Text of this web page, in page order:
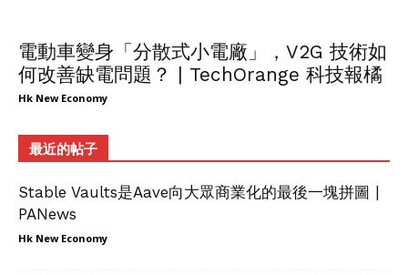
電動車變身「分散式小電廠」，V2G 技術如
何改善缺電問題？ | TechOrange 科技報橘
Hk New Economy
最近的帖子
Stable Vaults是Aave向大眾商業化的最後一塊拼圖 |
PANews
Hk New Economy